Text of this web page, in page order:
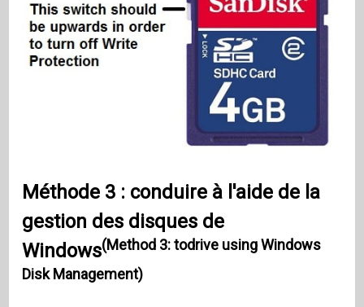
Méthode 3 : conduire à l'aide de la
gestion des disques de
Windows(Method 3: todrive using Windows
Disk Management)